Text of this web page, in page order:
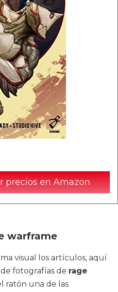
precios en Amazon
warframe
visual los artículos, aquí
fotografías de rage
ratón una de las